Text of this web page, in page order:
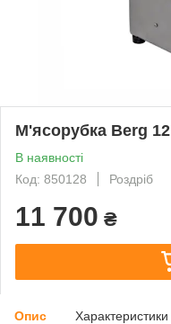
М'ясорубка Berg
В наявності
Код: 850128
Роздріб
11 700 ₴
Опис Характеристики